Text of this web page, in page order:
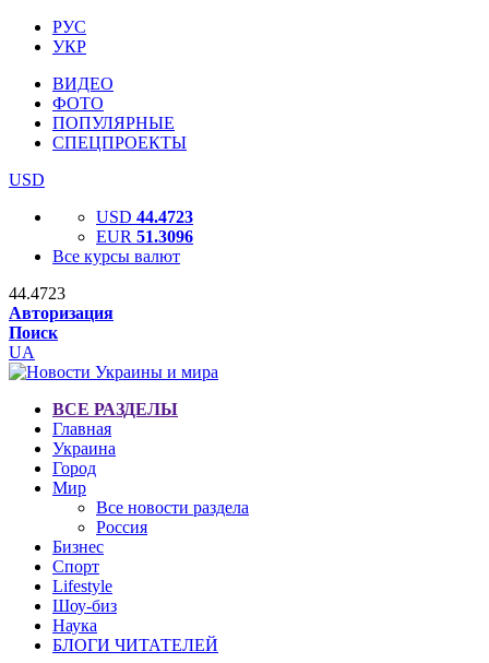
РУС
УКР
ВИДЕО
ФОТО
ПОПУЛЯРНЫЕ
СПЕЦПРОЕКТЫ
USD
USD 44.4723
EUR 51.3096
Все курсы валют
44.4723
Авторизация
Поиск
UA
ВСЕ РАЗДЕЛЫ
Главная
Украина
Город
Мир
Все новости раздела
Россия
Бизнес
Спорт
Lifestyle
Шоу-биз
Наука
БЛОГИ ЧИТАТЕЛЕЙ